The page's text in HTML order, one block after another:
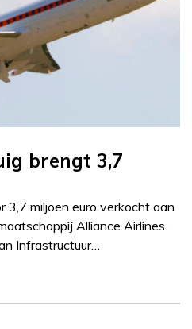
brengt 3,7
3,7 miljoen euro verkocht aan
Alliance Airlines.
Infrastructuur…